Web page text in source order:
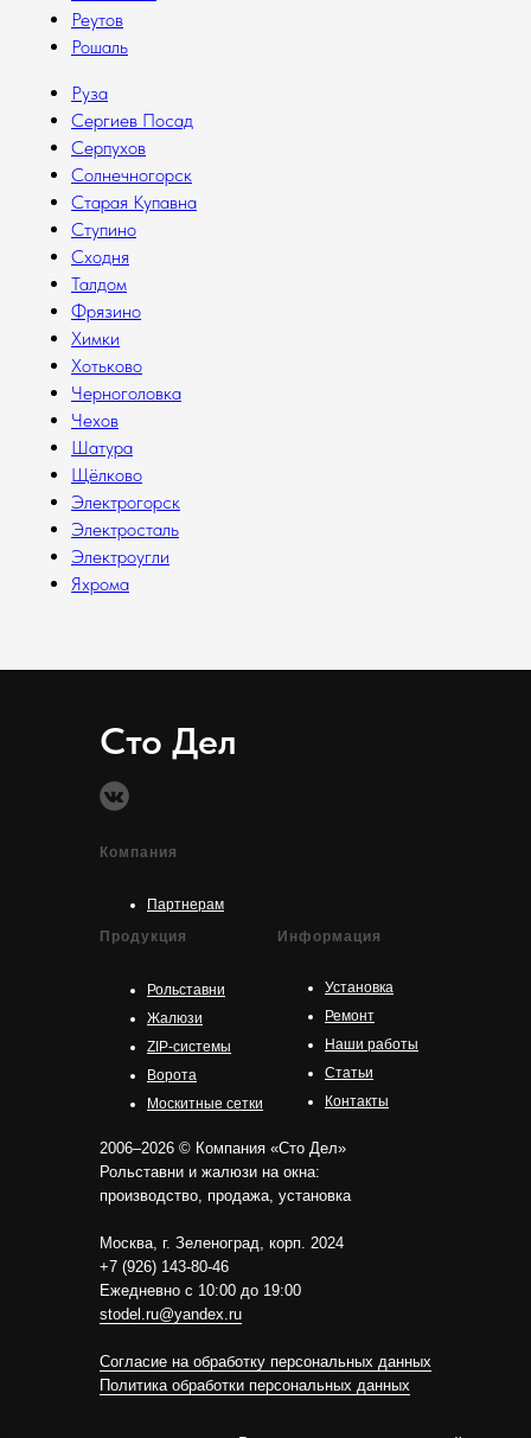
Реутов
Рошаль
Руза
Сергиев Посад
Серпухов
Солнечногорск
Старая Купавна
Ступино
Сходня
Талдом
Фрязино
Химки
Хотьково
Черноголовка
Чехов
Шатура
Щёлково
Электрогорск
Электросталь
Электроугли
Яхрома
Компания
Партнерам
Продукция
Рольставни
Жалюзи
ZIP-системы
Ворота
Москитные сетки
Информация
Установка
Ремонт
Наши работы
Статьи
Контакты
2006–2026 © Компания «Сто Дел»
Рольставни и жалюзи на окна:
производство, продажа, установка
Москва, г. Зеленоград, корп. 2024
+7 (926) 143-80-46
Ежедневно с 10:00 до 19:00
stodel.ru@yandex.ru
Сто Дел
Согласие на обработку персональных данных
Политика обработки персональных данных